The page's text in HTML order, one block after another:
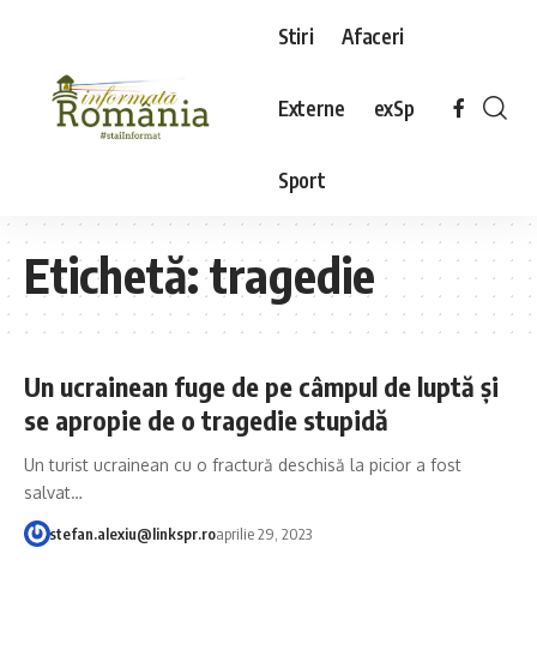
Stiri Afaceri
Externe exSp
Sport
Etichetă:tragedie
Un ucrainean fuge de pe câmpul de luptă și
se apropie de o tragedie stupidă
Un turist ucrainean cu o fractură deschisă la picior a fost
salvat…
stefan.alexiu@linkspr.roaprilie 29, 2023